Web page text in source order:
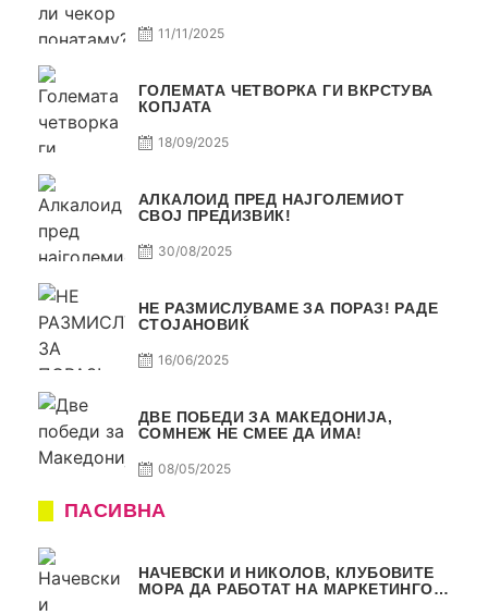
11/11/2025
ГОЛЕМАТА ЧЕТВОРКА ГИ ВКРСТУВА
КОПЈАТА
18/09/2025
АЛКАЛОИД ПРЕД НАЈГОЛЕМИОТ
СВОЈ ПРЕДИЗВИК!
30/08/2025
НЕ РАЗМИСЛУВАМЕ ЗА ПОРАЗ! РАДЕ
СТОЈАНОВИЌ
16/06/2025
ДВЕ ПОБЕДИ ЗА МАКЕДОНИЈА,
СОМНЕЖ НЕ СМЕЕ ДА ИМА!
08/05/2025
ПАСИВНА
НАЧЕВСКИ И НИКОЛОВ, КЛУБОВИТЕ
МОРА ДА РАБОТАТ НА МАРКЕТИНГОТ,